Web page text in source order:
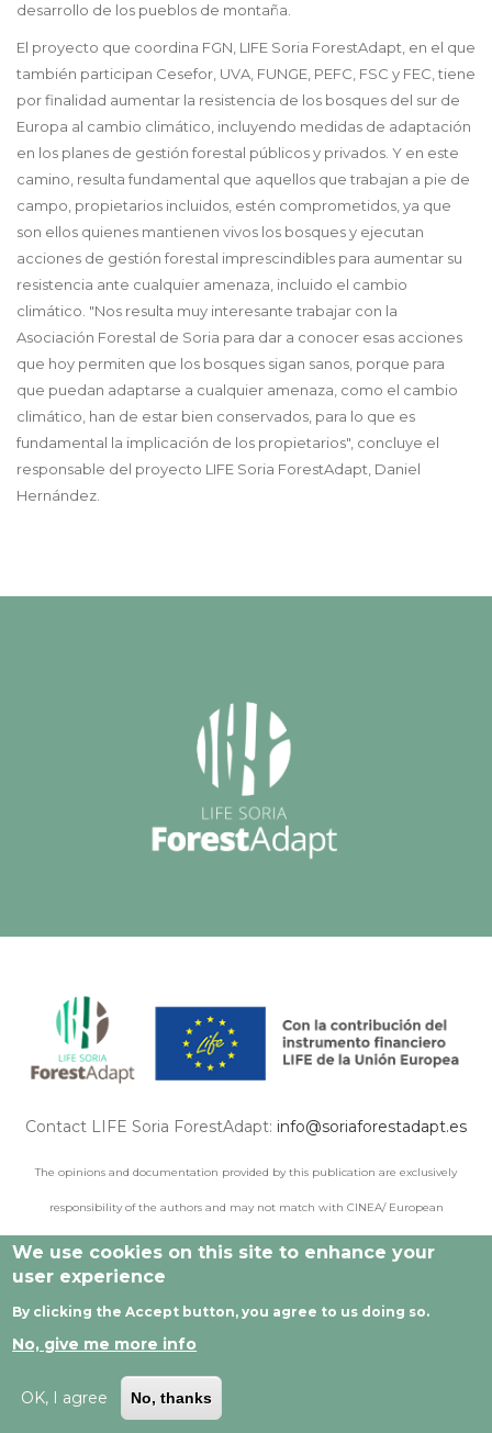
desarrollo de los pueblos de montaña.
El proyecto que coordina FGN, LIFE Soria ForestAdapt, en el que
también participan Cesefor, UVA, FUNGE, PEFC, FSC y FEC, tiene
por finalidad aumentar la resistencia de los bosques del sur de
Europa al cambio climático, incluyendo medidas de adaptación
en los planes de gestión forestal públicos y privados. Y en este
camino, resulta fundamental que aquellos que trabajan a pie de
campo, propietarios incluidos, estén comprometidos, ya que
son ellos quienes mantienen vivos los bosques y ejecutan
acciones de gestión forestal imprescindibles para aumentar su
resistencia ante cualquier amenaza, incluido el cambio
climático. "Nos resulta muy interesante trabajar con la
Asociación Forestal de Soria para dar a conocer esas acciones
que hoy permiten que los bosques sigan sanos, porque para
que puedan adaptarse a cualquier amenaza, como el cambio
climático, han de estar bien conservados, para lo que es
fundamental la implicación de los propietarios", concluye el
responsable del proyecto LIFE Soria ForestAdapt, Daniel
Hernández.
Contact LIFE Soria ForestAdapt: info@soriaforestadapt.es
The opinions and documentation provided by this publication are exclusively
responsibility of the authors and may not match with CINEA/ European
Commission points of view.
We use cookies on this site to enhance your
user experience
By clicking the Accept button, you agree to us doing so.
No, give me more info
OK, I agree No, thanks